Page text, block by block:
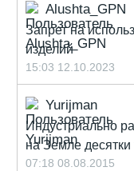
Alushta_GPN
Запрет на
изделий
15:03 12.10.2023
Yurijman
Индустриально
на Земле десятки
07:18 08.08.2015